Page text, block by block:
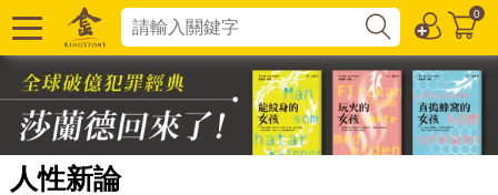
0
人性新論